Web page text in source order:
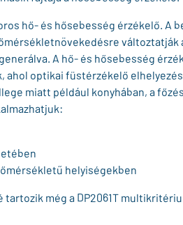
hő- és hősebesség érzékelő. A
változtatják
A hő- és hősebesség
ahol optikai füstérzékelő
miatt például konyhában, a
helyiségekben
tartozik még a DP2061T